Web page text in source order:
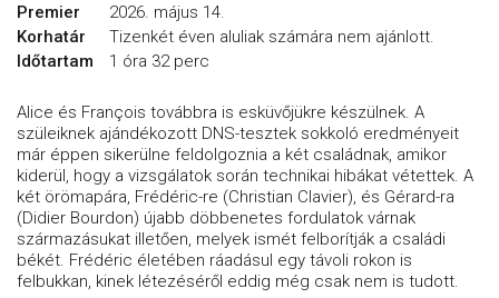
Premier
2026. május 14.
Korhatár
Tizenkét éven aluliak számára nem ajánlott.
Időtartam
1 óra 32 perc
Alice és François továbbra is esküvőjükre készülnek. A
szüleiknek ajándékozott DNS-tesztek sokkoló eredményeit
már éppen sikerülne feldolgoznia a két családnak, amikor
kiderül, hogy a vizsgálatok során technikai hibákat vétettek. A
két örömapára, Frédéric-re (Christian Clavier), és Gérard-ra
(Didier Bourdon) újabb döbbenetes fordulatok várnak
származásukat illetően, melyek ismét felborítják a családi
békét. Frédéric életében ráadásul egy távoli rokon is
felbukkan, kinek létezéséről eddig még csak nem is tudott.